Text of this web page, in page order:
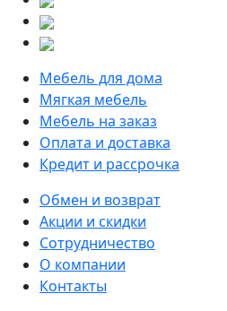
Мебель для дома
Мягкая мебель
Мебель на заказ
Оплата и доставка
Кредит и рассрочка
Обмен и возврат
Акции и скидки
Сотрудничество
О компании
Контакты